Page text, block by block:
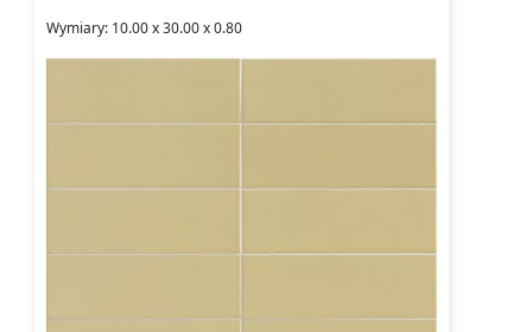
Wymiary: 10.00 x 30.00 x 0.80